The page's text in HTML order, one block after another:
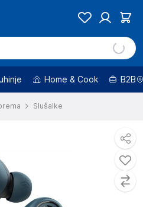
Home & Cook B2B
Slušalke